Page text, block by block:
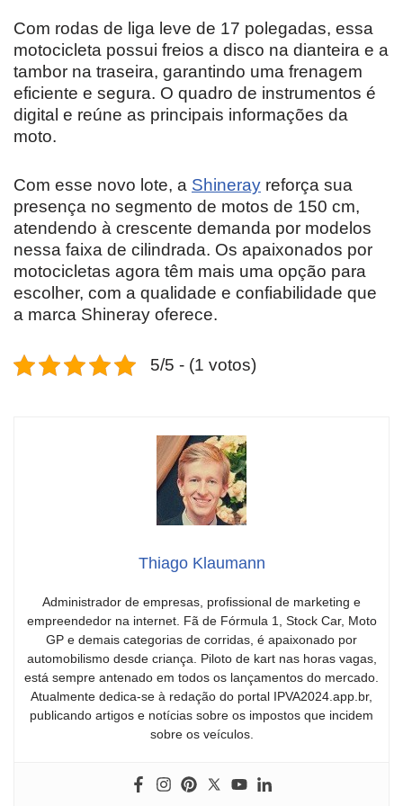
Com rodas de liga leve de 17 polegadas, essa
motocicleta possui freios a disco na dianteira e a
tambor na traseira, garantindo uma frenagem
eficiente e segura. O quadro de instrumentos é
digital e reúne as principais informações da
moto.
Com esse novo lote, a Shineray reforça sua
presença no segmento de motos de 150 cm,
atendendo à crescente demanda por modelos
nessa faixa de cilindrada. Os apaixonados por
motocicletas agora têm mais uma opção para
escolher, com a qualidade e confiabilidade que
a marca Shineray oferece.
5/5 - (1 votos)
Thiago Klaumann
Administrador de empresas, profissional de marketing e
empreendedor na internet. Fã de Fórmula 1, Stock Car, Moto
GP e demais categorias de corridas, é apaixonado por
automobilismo desde criança. Piloto de kart nas horas vagas,
está sempre antenado em todos os lançamentos do mercado.
Atualmente dedica-se à redação do portal IPVA2024.app.br,
publicando artigos e notícias sobre os impostos que incidem
sobre os veículos.